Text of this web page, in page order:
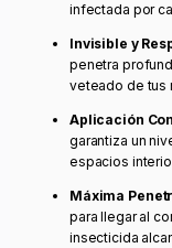
infectada por
Invisible y
penetra
veteado de tus
Aplicación
garantiza un
espacios
Máxima
para llegar al
insecticida